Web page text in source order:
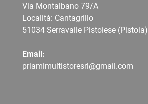
Via Montalbano 79/A
Località: Cantagrillo
51034 Serravalle Pistoiese (Pistoia)
Email:
priamimultistoresrl@gmail.com